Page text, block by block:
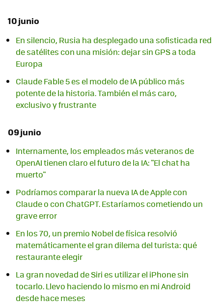
10 junio
En silencio, Rusia ha desplegado una sofisticada red
de satélites con una misión: dejar sin GPS a toda
Europa
Claude Fable 5 es el modelo de IA público más
potente de la historia. También el más caro,
exclusivo y frustrante
09 junio
Internamente, los empleados más veteranos de
OpenAI tienen claro el futuro de la IA: "El chat ha
muerto"
Podríamos comparar la nueva IA de Apple con
Claude o con ChatGPT. Estaríamos cometiendo un
grave error
En los 70, un premio Nobel de física resolvió
matemáticamente el gran dilema del turista: qué
restaurante elegir
La gran novedad de Siri es utilizar el iPhone sin
tocarlo. Llevo haciendo lo mismo en mi Android
desde hace meses